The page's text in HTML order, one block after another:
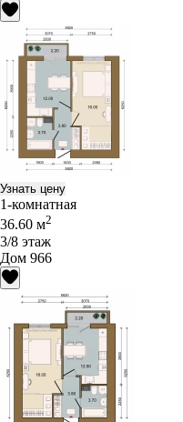
Узнать цену
1-комнатная
36.60 м2
3/8 этаж
Дом 966